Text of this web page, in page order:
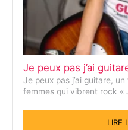
Je peux pas j’ai
Je peux pas j’ai guitare,
femmes qui vibrent rock «
LIRE